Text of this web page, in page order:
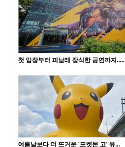
첫 입장부터 피날레 장식한 공연까지.....
여름날보다 더 뜨거운 '포켓몬 고' 유...